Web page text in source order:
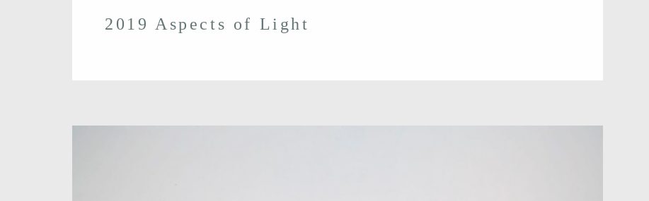
2019 Aspects of Light